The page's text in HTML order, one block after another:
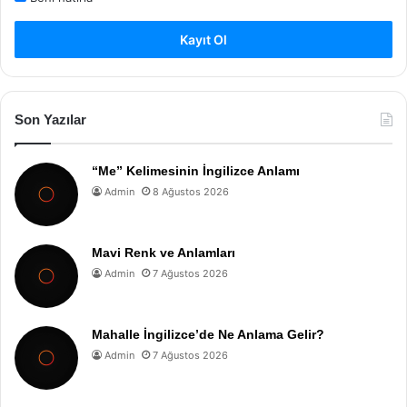
Kayıt Ol
Son Yazılar
“Me” Kelimesinin İngilizce Anlamı
Admin 8 Ağustos 2026
Mavi Renk ve Anlamları
Admin 7 Ağustos 2026
Mahalle İngilizce’de Ne Anlama Gelir?
Admin 7 Ağustos 2026